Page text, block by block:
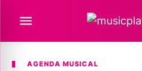
AGENDA MUSICAL